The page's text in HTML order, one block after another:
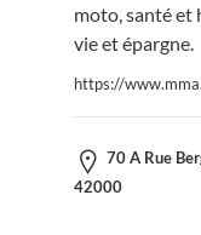
moto, santé et
vie et épargne.
https://
70 A Rue
42000